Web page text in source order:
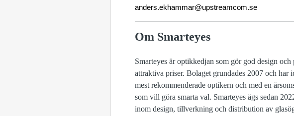
anders.ekhammar@upstreamcom.se
Om Smarteyes
Smarteyes är optikkedjan som gör god design
attraktiva priser. Bolaget grundades 2007 och
mest rekommenderade optikern och med en
som vill göra smarta val. Smarteyes ägs sedan
inom design, tillverkning och distribution av